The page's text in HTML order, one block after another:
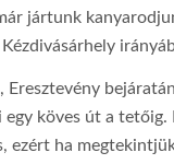
jártunk
köves út a tetőig.
ezért ha